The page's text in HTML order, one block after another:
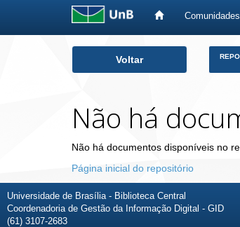
Voltar
Não há
Não há documentos disponíveis no
Página inicial do repositório
Universidade de Brasília - Biblioteca Central
Coordenadoria de Gestão da Informação Digital - GID
(61) 3107-2683